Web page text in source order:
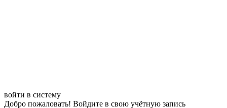
войти в систему
Добро пожаловать! Войдите в свою учётную запись